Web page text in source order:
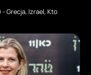
-Grecja, Izrael,Kto